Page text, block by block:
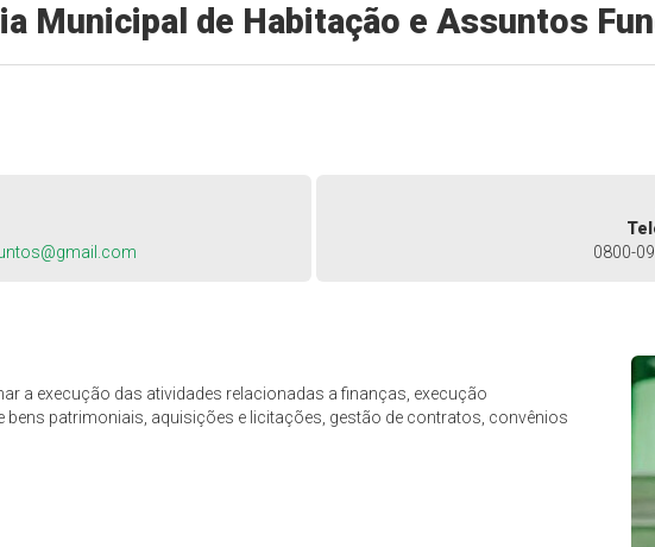
Municipal de Habitação e Assuntos
0800-
a execução das atividades relacionadas a finanças, execução
patrimoniais, aquisições e licitações, gestão de contratos, convênios